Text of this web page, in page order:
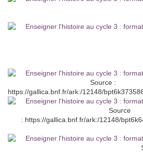
Source :
https://gallica.bnf.fr/ark:/12148/
Source
: https://gallica.bnf.fr/ark:/12148/